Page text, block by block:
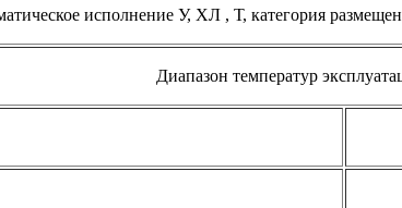
исполнение У, ХЛ , Т, категория
Диапазон температур